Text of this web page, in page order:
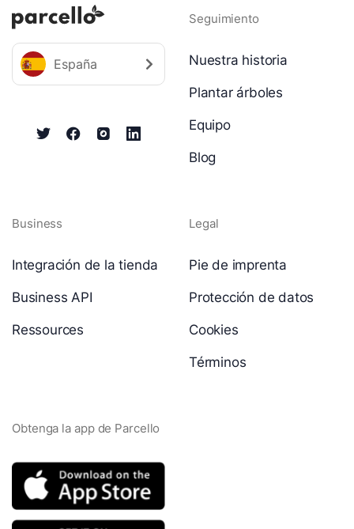
España
Seguimiento
Nuestra historia
Plantar árboles
Equipo
Blog
Business
Integración de la tienda
Business API
Ressources
Legal
Pie de imprenta
Protección de datos
Cookies
Términos
Obtenga la app de Parcello